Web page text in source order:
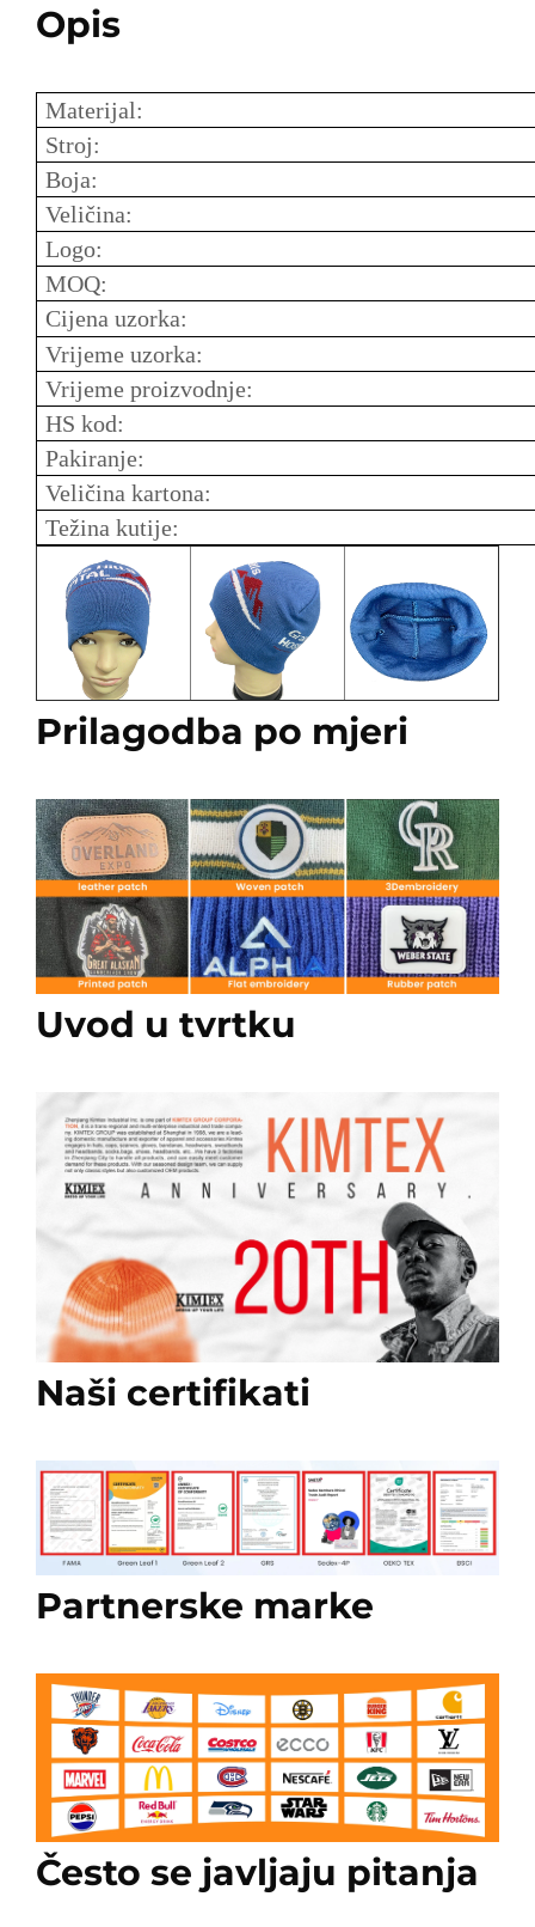
Opis
Materijal:
Stroj:
Boja:
Veličina:
Logo:
MOQ:
Cijena uzorka:
Vrijeme uzorka:
Vrijeme proizvodnje:
HS kod:
Pakiranje:
Veličina kartona:
Težina kutije:
Prilagodba po mjeri
Uvod u tvrtku
Naši certifikati
Partnerske marke
Često se javljaju pitanja